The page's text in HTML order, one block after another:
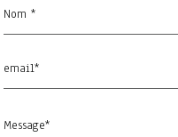
Nom *
email*
Message*